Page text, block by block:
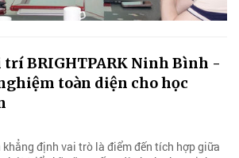
trí BRIGHTPARK Ninh Bình -
toàn diện cho học
định vai trò là điểm đến tích hợp giữa